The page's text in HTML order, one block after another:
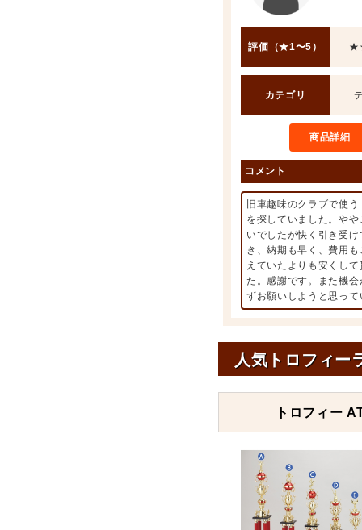
評価（★1〜5）
カテゴリ
商品詳細
コメント
旧車趣味のクラブで使
を探していました。や
いでしたが快く引き受け
き、納期も早く、費用
えていたよりも安くし
た。感謝です。また機会
ずお願いしようと思って
人気トロフィー
トロフィー